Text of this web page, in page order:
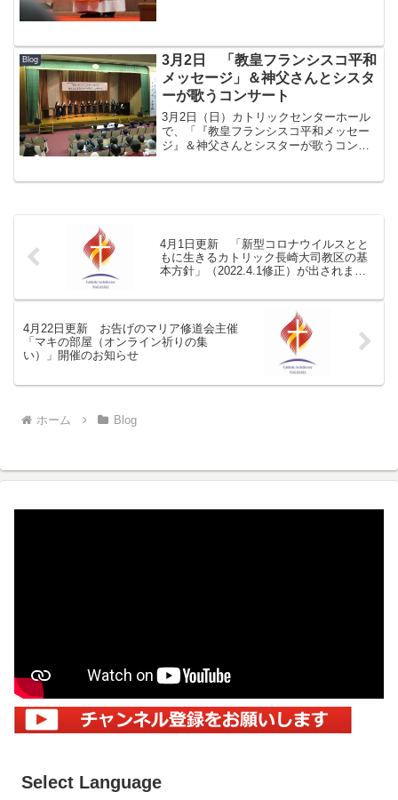
Blog
3月2日 「教皇フランシスコ平和
メッセージ」＆神父さんとシスタ
ーが歌うコンサート
3月2日（日）カトリックセンターホール
で、「『教皇フランシスコ平和メッセー
ジ』＆神父さんとシスターが歌うコンサ
4月1日更新 「新型コロナウイルスとと
もに生きるカトリック長崎大司教区の基
本方針」（2022.4.1修正）が出されまし
4月22日更新 お告げのマリア修道会主催
「マキの部屋（オンライン祈りの集
い）」開催のお知らせ
ホーム Blog
Select Language